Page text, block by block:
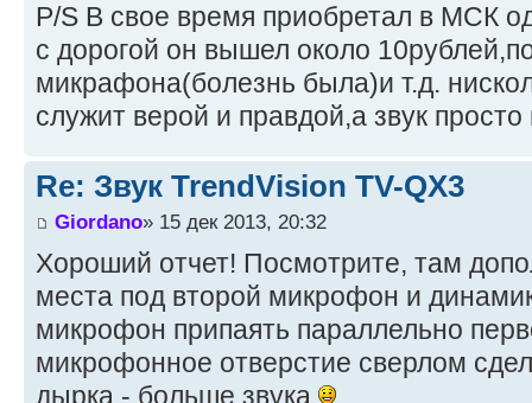
P/S В свое время приобретал в МСК
с дорогой он вышел около
микрафона(болезнь была)и т.д.
служит верой и правдой,а звук просто
Re: Звук TrendVision TV-QX3
Giordano» 15 дек 2013, 20:32
Хороший отчет! Посмотрите, там
места под второй микрофон и
микрофон припаять параллельно
микрофонное отверстие сверлом
дырка - больше звука